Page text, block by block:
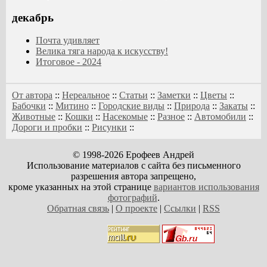
декабрь
Почта удивляет
Велика тяга народа к искусству!
Итоговое - 2024
От автора :: Нереальное :: Статьи :: Заметки :: Цветы ::
Бабочки :: Митино :: Городские виды :: Природа :: Закаты ::
Животные :: Кошки :: Насекомые :: Разное :: Автомобили ::
Дороги и пробки :: Рисунки ::
© 1998-2026 Ерофеев Андрей
Использование материалов с сайта без письменного
разрешения автора запрещено,
кроме указанных на этой странице вариантов использования
фотографий.
Обратная связь | О проекте | Ссылки | RSS